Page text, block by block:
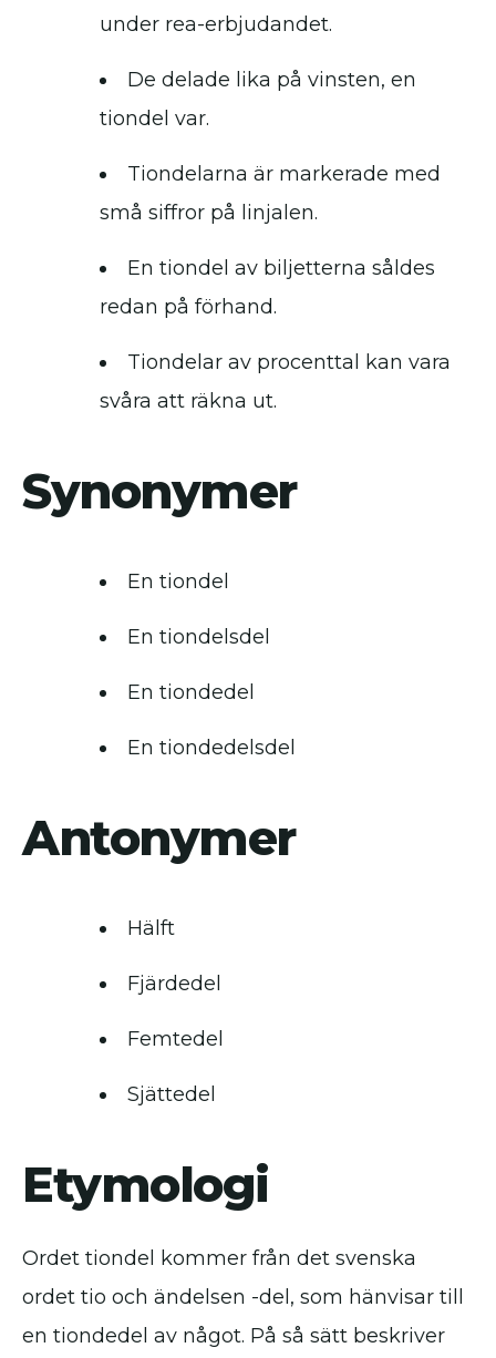
under rea-erbjudandet.
De delade lika på vinsten, en
tiondel var.
Tiondelarna är markerade med
små siffror på linjalen.
En tiondel av biljetterna såldes
redan på förhand.
Tiondelar av procenttal kan vara
svåra att räkna ut.
Synonymer
En tiondel
En tiondelsdel
En tiondedel
En tiondedelsdel
Antonymer
Hälft
Fjärdedel
Femtedel
Sjättedel
Etymologi
Ordet tiondel kommer från det svenska
ordet tio och ändelsen -del, som hänvisar till
en tiondedel av något. På så sätt beskriver